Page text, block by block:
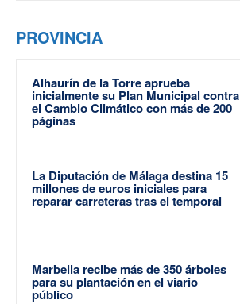
PROVINCIA
Alhaurín de la Torre aprueba
inicialmente su Plan Municipal contra
el Cambio Climático con más de 200
páginas
La Diputación de Málaga destina 15
millones de euros iniciales para
reparar carreteras tras el temporal
Marbella recibe más de 350 árboles
para su plantación en el viario
público